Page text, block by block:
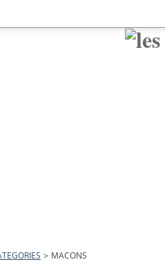
> MACONS